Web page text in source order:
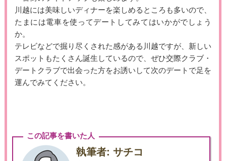
川越には美味しいディナーを楽しめるところも多いので、
たまには電車を使ってデートしてみてはいかがでしょう
か。
テレビなどで掘り尽くされた感がある川越ですが、新しい
スポットもたくさん誕生しているので、ぜひ交際クラブ・
デートクラブで出会った方をお誘いして次のデートで足を
運んでみてください。
この記事を書いた人
執筆者: サチコ